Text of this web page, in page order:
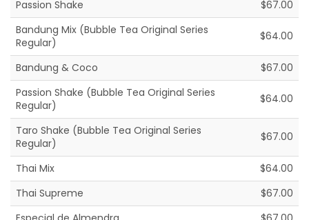
Passion Shake
$67.00
Bandung Mix (Bubble Tea Original Series
Regular)
$64.00
Bandung & Coco
$67.00
Passion Shake (Bubble Tea Original Series
Regular)
$64.00
Taro Shake (Bubble Tea Original Series
Regular)
$67.00
Thai Mix
$64.00
Thai Supreme
$67.00